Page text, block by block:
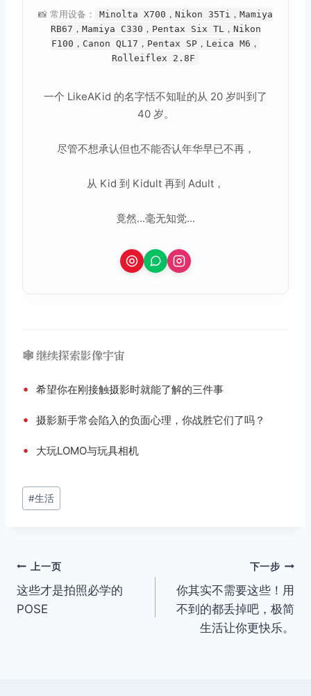
📸 常用设备：
Minolta X700，Nikon 35Ti，Mamiya
RB67，Mamiya C330，Pentax Six TL，Nikon
F100，Canon QL17，Pentax SP，Leica M6，
Rolleiflex 2.8F
一个 LikeAKid 的名字恬不知耻的从 20 岁叫到了
40 岁。
尽管不想承认但也不能否认年华早已不再，
从 Kid 到 Kidult 再到 Adult，
竟然...毫无知觉...
🕸️ 继续探索影像宇宙
• 希望你在刚接触摄影时就能了解的三件事
• 摄影新手常会陷入的负面心理，你战胜它们了吗？
• 大玩LOMO与玩具相机
文
章
#生活
文
章
上一页
这些才是拍照必学的
POSE
下一步
你其实不需要这些！用
不到的都丢掉吧，极简
生活让你更快乐。